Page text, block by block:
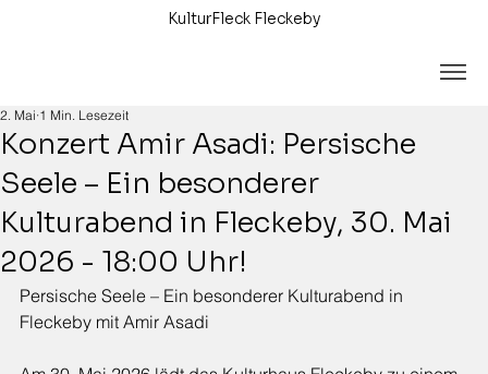
KulturFleck Fleckeby
Konzert Amir Asadi: Persische
Seele – Ein besonderer
Kulturabend in Fleckeby, 30. Mai
2026 - 18:00 Uhr!
2. Mai 1 Min. Lesezeit
Persische Seele – Ein besonderer Kulturabend in
Fleckeby mit Amir Asadi